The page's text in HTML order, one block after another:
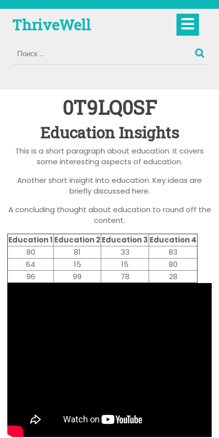
содержимому
ThriveWell
0T9LQ0SF
Education Insights
This is a short paragraph about education. It covers
some interesting aspects of education.
Another short insight into education. Key ideas are
briefly discussed here.
A concluding thought about education to round off the
content.
Education 1 Education 2Education 3 Education 4
80
81 33
83
64
15 15
80
96
99 78 28